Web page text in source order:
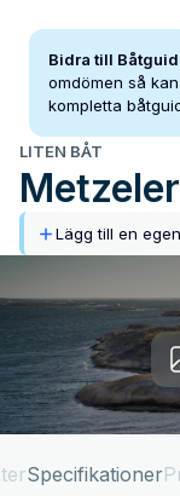
Bidra till
omdömen så
kompletta
LITEN BÅT
Metzeler
Lägg till en
Specifikationer